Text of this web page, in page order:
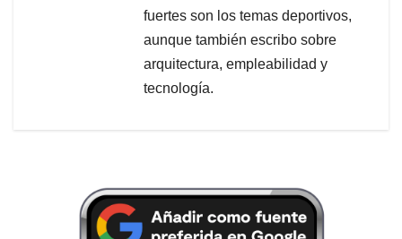
fuertes son los temas deportivos,
aunque también escribo sobre
arquitectura, empleabilidad y
tecnología.